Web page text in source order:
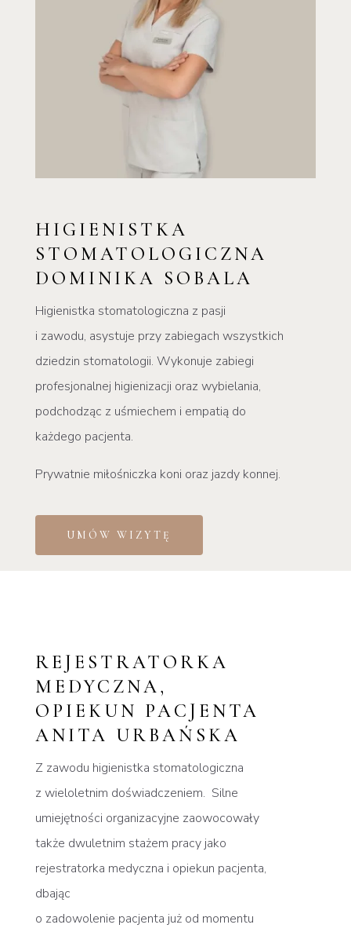
HIGIENISTKA
STOMATOLOGICZNA
DOMINIKA SOBALA
Higienistka stomatologiczna z pasji
i zawodu, asystuje przy zabiegach wszystkich
dziedzin stomatologii. Wykonuje zabiegi
profesjonalnej higienizacji oraz wybielania,
podchodząc z uśmiechem i empatią do
każdego pacjenta.
Prywatnie miłośniczka koni oraz jazdy konnej.
UMÓW WIZYTĘ
REJESTRATORKA
MEDYCZNA,
OPIEKUN PACJENTA
ANITA URBAŃSKA
Z zawodu higienistka stomatologiczna
z wieloletnim doświadczeniem. Silne
umiejętności organizacyjne zaowocowały
także dwuletnim stażem pracy jako
rejestratorka medyczna i opiekun pacjenta,
dbając
o zadowolenie pacjenta już od momentu